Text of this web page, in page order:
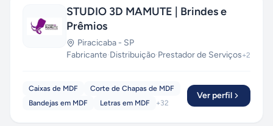
STUDIO 3D MAMUTE | Brindes e
Prêmios
Piracicaba - SP
Fabricante·Distribuição·Prestador de Serviços+2
Caixas de MDF
Corte de Chapas de MDF
Bandejas em MDF
Letras em MDF +32
Ver perfil